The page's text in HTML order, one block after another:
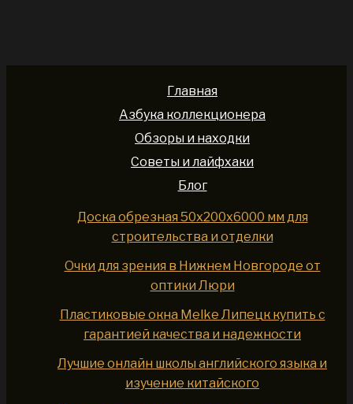
Главная
Азбука коллекционера
Обзоры и находки
Советы и лайфхаки
Блог
Доска обрезная 50x200x6000 мм для
строительства и отделки
Очки для зрения в Нижнем Новгороде от
оптики Люри
Пластиковые окна Melke Липецк купить с
гарантией качества и надежности
Лучшие онлайн школы английского языка и
изучение китайского